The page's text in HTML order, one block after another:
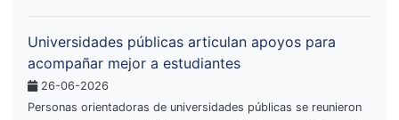
Universidades públicas articulan apoyos para
acompañar mejor a estudiantes
26-06-2026
Personas orientadoras de universidades públicas se reunieron